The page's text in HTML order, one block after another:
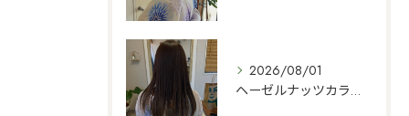
2026/08/01
ヘーゼルナッツカラー🌿